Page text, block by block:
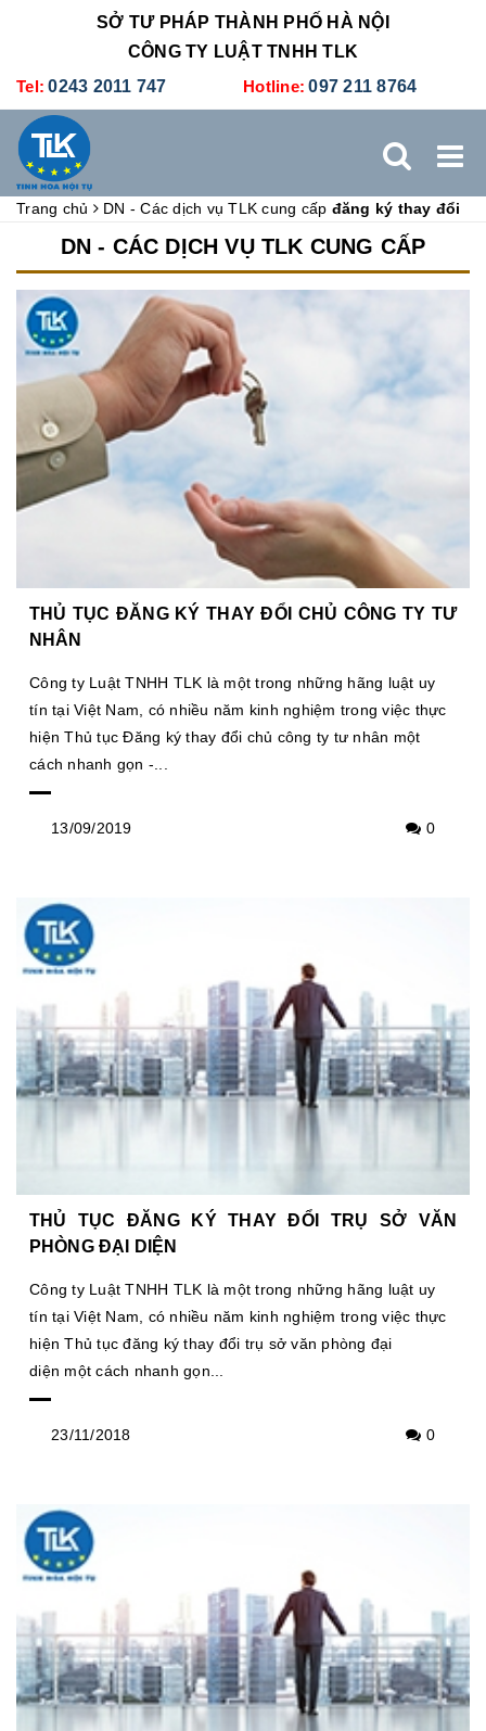
SỞ TƯ PHÁP THÀNH PHỐ HÀ NỘI
CÔNG TY LUẬT TNHH TLK
Tel: 0243 2011 747 Hotline: 097 211 8764
DỊCH VỤ KẾ TOÁN - THUẾ XÚC TIẾN THƯƠNG MẠI
BẢNG GIÁ ĐÀO TẠO TUYỂN DỤNG
Trang chủ DN - Các dịch vụ TLK cung cấp đăng ký thay đổi
DN - CÁC DỊCH VỤ TLK CUNG CẤP
THỦ TỤC ĐĂNG KÝ THAY ĐỔI CHỦ CÔNG TY TƯ
NHÂN
Công ty Luật TNHH TLK là một trong những hãng luật uy
tín tại Việt Nam, có nhiều năm kinh nghiệm trong việc thực
hiện Thủ tục Đăng ký thay đổi chủ công ty tư nhân một
cách nhanh gọn -...
13/09/2019 0
THỦ TỤC ĐĂNG KÝ THAY ĐỔI TRỤ SỞ VĂN
PHÒNG ĐẠI DIỆN
Công ty Luật TNHH TLK là một trong những hãng luật uy
tín tại Việt Nam, có nhiều năm kinh nghiệm trong việc thực
hiện Thủ tục đăng ký thay đổi trụ sở văn phòng đại
diện một cách nhanh gọn...
23/11/2018 0